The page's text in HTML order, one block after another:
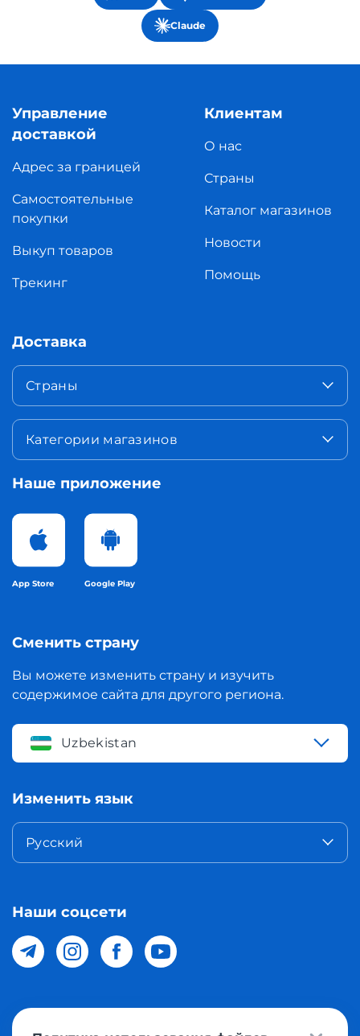
Claude
Управление
доставкой
Адрес за границей
Самостоятельные
покупки
Выкуп товаров
Трекинг
Клиентам
О нас
Страны
Каталог магазинов
Новости
Помощь
Доставка
Страны
Категории магазинов
Наше приложение
App Store Google Play
Сменить страну
Вы можете изменить страну и изучить
содержимое сайта для другого региона.
Uzbekistan
Изменить язык
Русский
Наши соцсети
© 2026 Meest Shopping доставка покупок с интернет